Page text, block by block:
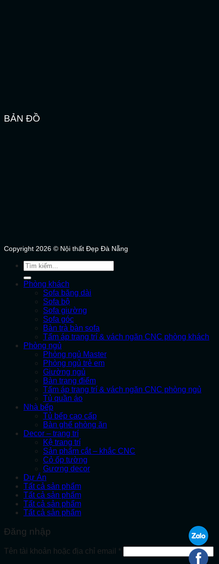
BẢN ĐỒ
Copyright 2026 © Nội thất Đẹp Đà Nẵng
Tìm
kiếm:
Phòng khách
Sofa băng dài
Sofa bộ
Sofa giường
Sofa góc
Bàn trà bàn sofa
Tấm áp trang trí & vách ngăn CNC phòng khách
Phòng ngủ
Phòng ngủ Master
Phòng ngủ trẻ em
Giường ngủ
Bàn trang điểm
Tấm áp trang trí & vách ngăn CNC phòng ngủ
Tủ quần áo
Nhà bếp
Tủ bếp cao cấp
Bàn ghế phòng ăn
Decor – trang trí
Kệ trang trí
Sản phẩm cắt – khắc CNC
Cỏ ốp tường
Gương decor
Dự Án
Tất cả sản phẩm
Tất cả sản phẩm
Tất cả sản phẩm
Tất cả sản phẩm
Đăng nhập
Tên tài khoản hoặc địa chỉ email *Bắt
buộc